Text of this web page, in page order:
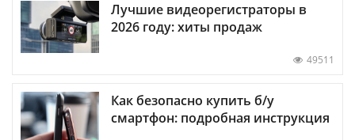
Лучшие видеорегистраторы в
2026 году: хиты продаж
49511
Как безопасно купить б/у
смартфон: подробная инструкция